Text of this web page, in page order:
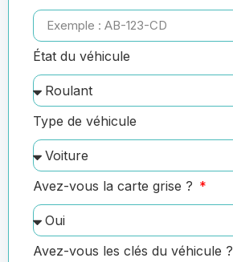
État du véhicule
Type de véhicule
Avez-vous la carte grise ?
Avez-vous les clés du véhicule ?